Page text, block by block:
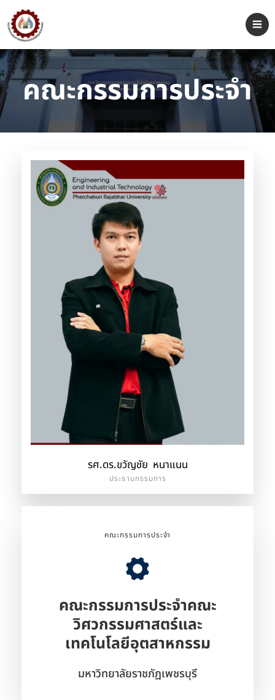
คณะกรรมการประจำ
รศ.ดร.ขวัญชัย หนาแนน
ประธานกรรมการ
คณะกรรมการประจำ
คณะกรรมการประจำคณะ
วิศวกรรมศาสตร์และ
เทคโนโลยีอุตสาหกรรม
มหาวิทยาลัยราชภัฏเพชรบุรี